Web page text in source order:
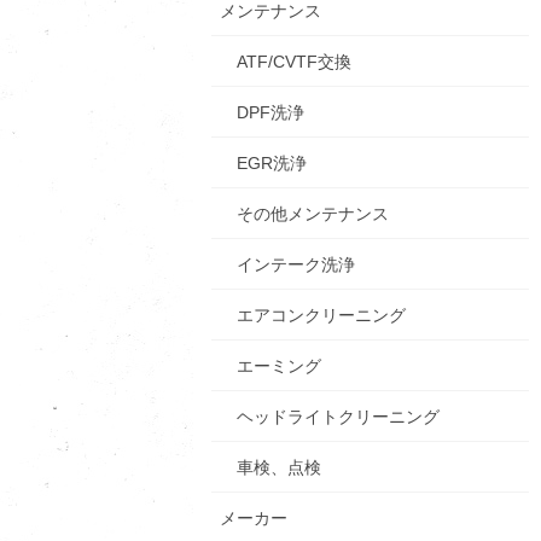
メンテナンス
ATF/CVTF交換
DPF洗浄
EGR洗浄
その他メンテナンス
インテーク洗浄
エアコンクリーニング
エーミング
ヘッドライトクリーニング
車検、点検
メーカー